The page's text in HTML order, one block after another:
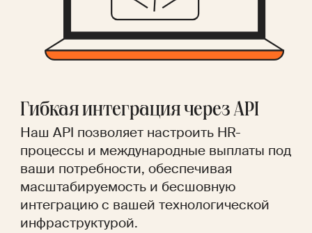
Гибкая интеграция через API
Наш API позволяет настроить HR-
процессы и международные выплаты под
ваши потребности, обеспечивая
масштабируемость и бесшовную
интеграцию с вашей технологической
инфраструктурой.